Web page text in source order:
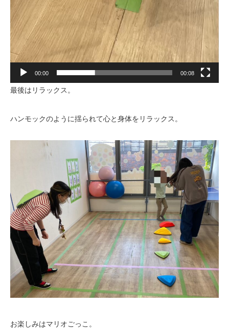
00:00 00:08
最後はリラックス。
ハンモックのように揺られて心と身体をリラックス。
お楽しみはマリオごっこ。